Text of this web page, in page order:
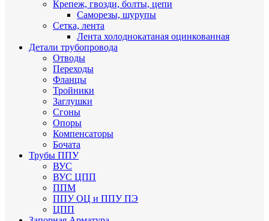
Крепеж, гвозди, болты, цепи
Саморезы, шурупы
Сетка, лента
Лента холоднокатаная оцинкованная
Детали трубопровода
Отводы
Переходы
Фланцы
Тройники
Заглушки
Сгоны
Опоры
Компенсаторы
Бочата
Трубы ППУ
ВУС
ВУС ЦПП
ППМ
ППУ ОЦ и ППУ ПЭ
ЦПП